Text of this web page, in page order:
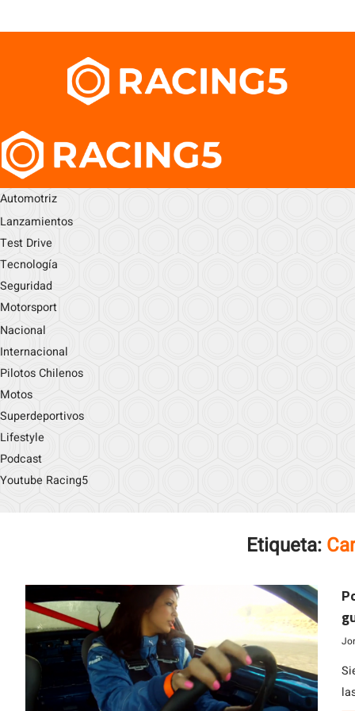
Automotriz
Lanzamientos
Test Drive
Tecnología
Seguridad
Motorsport
Nacional
Internacional
Pilotos Chilenos
Motos
Superdeportivos
Lifestyle
Podcast
Youtube Racing5
Etiqueta: